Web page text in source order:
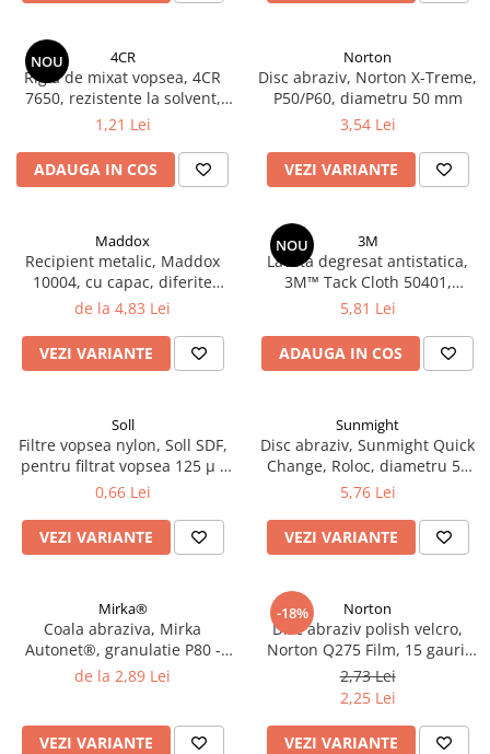
Intaritor vopsea 2K
Vopsea Spray
2.10 LAC AUTO
Lac auto HS
Lac auto Ceramic
Lac auto Mat
Lac auto Retus
Agent de matuire
INTRETINERE CABINE VOPSIT
Indepartat impuritati
Reconditionat suprafete
2.12 POLISHARE
Pasta polish
Bureti Trizact
Lavete polish
Faruri
2.13 REPARATIE PIELE
2.15 Detailing Auto
NOU 4CR
Rigla de mixat vopsea, 4CR
7650, rezistente la solvent,
lungime 20 cm
1,21 Lei
ADAUGA IN COS
Norton
Disc abraziv, Norton X-Treme,
P50/P60, diametru 50 mm
3,54 Lei
VEZI VARIANTE
Maddox
Recipient metalic, Maddox
10004, cu capac, diferite
marimi
de la 4,83 Lei
VEZI VARIANTE
NOU 3M
Laveta degresat antistatica,
3M™ Tack Cloth 50401,
dimensiune 320 mm x 400
pentru vopsea pe baza de apa
5,81 Lei
ADAUGA IN COS
Soll
Filtre vopsea nylon, Soll SDF,
pentru filtrat vopsea 125 µ /
190 µ, pret 1 buc
0,66 Lei
VEZI VARIANTE
Sunmight
Disc abraziv, Sunmight Quick
Change, Roloc, diametru 50
mm
5,76 Lei
VEZI VARIANTE
Mirka®
Coala abraziva, Mirka
Autonet®, granulatie P80 -
P320, dimensiune 70 mm x
de la 2,89 Lei
VEZI VARIANTE
-18% Norton
Disc abraziv polish velcro,
Norton Q275 Film, 15 gauri,
duritate P800 - P1500,
diametru Ø 150 mm
2,73 Lei
2,25 Lei
VEZI VARIANTE